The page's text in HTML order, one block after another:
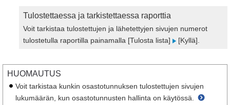
Tulostettaessa ja tarkistettaessa raporttia
Voit tarkistaa tulostettujen ja lähetettyjen sivujen numerot
tulostetulla raportilla painamalla [Tulosta lista]
[Kyllä].
HUOMAUTUS
Voit tarkistaa kunkin osastotunnuksen tulostettujen sivujen
lukumäärän, kun osastotunnusten hallinta on käytössä.